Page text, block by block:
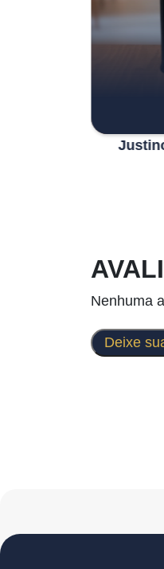
Nenhuma
Deixe